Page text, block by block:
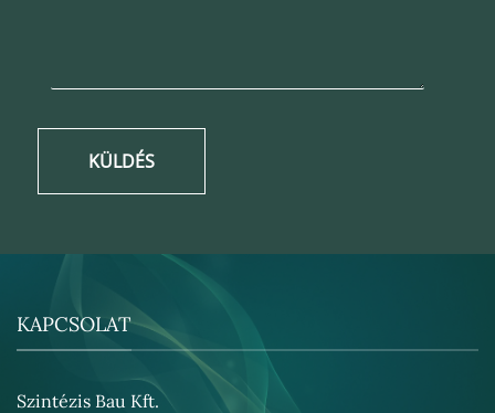
KÜLDÉS
KAPCSOLAT
Szintézis Bau Kft.